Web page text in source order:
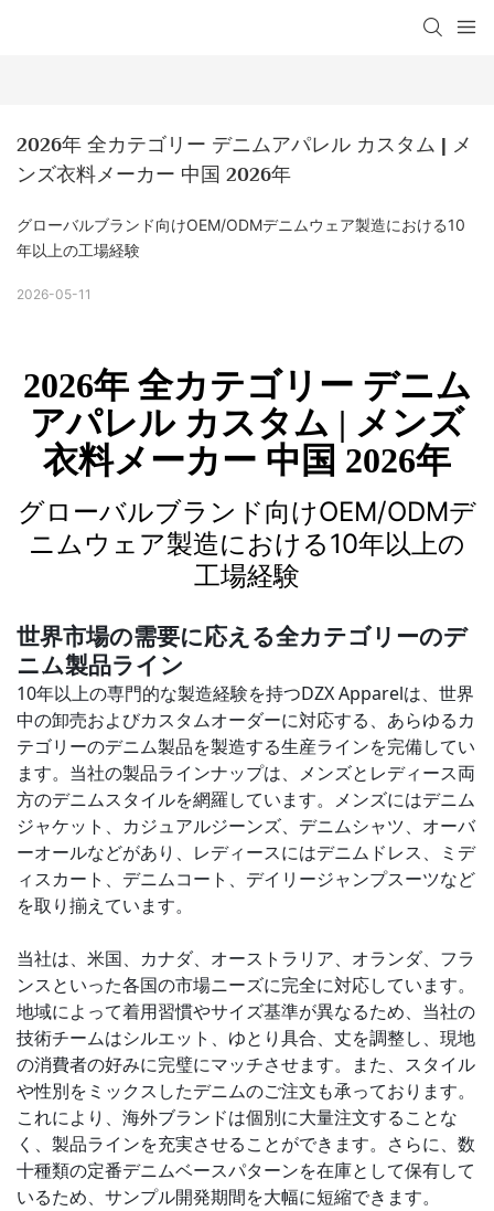
2026年 全カテゴリー デニムアパレル カスタム | メ
ンズ衣料メーカー 中国 2026年
グローバルブランド向けOEM/ODMデニムウェア製造における10
年以上の工場経験
2026-05-11
2026年 全カテゴリー デニム
アパレル カスタム | メンズ
衣料メーカー 中国 2026年
グローバルブランド向けOEM/ODMデ
ニムウェア製造における10年以上の
工場経験
世界市場の需要に応える全カテゴリーのデ
ニム製品ライン
10年以上の専門的な製造経験を持つDZX Apparelは、世界
中の卸売およびカスタムオーダーに対応する、あらゆるカ
テゴリーのデニム製品を製造する生産ラインを完備してい
ます。当社の製品ラインナップは、メンズとレディース両
方のデニムスタイルを網羅しています。メンズにはデニム
ジャケット、カジュアルジーンズ、デニムシャツ、オーバ
ーオールなどがあり、レディースにはデニムドレス、ミデ
ィスカート、デニムコート、デイリージャンプスーツなど
を取り揃えています。
当社は、米国、カナダ、オーストラリア、オランダ、フラ
ンスといった各国の市場ニーズに完全に対応しています。
地域によって着用習慣やサイズ基準が異なるため、当社の
技術チームはシルエット、ゆとり具合、丈を調整し、現地
の消費者の好みに完璧にマッチさせます。
また、スタイル
や性別をミックスしたデニムのご注文も承っております。
これにより、海外ブランドは個別に大量注文することな
く、製品ラインを充実させることができます。さらに、数
十種類の定番デニムベースパターンを在庫として保有して
いるため、サンプル開発期間を大幅に短縮できます。